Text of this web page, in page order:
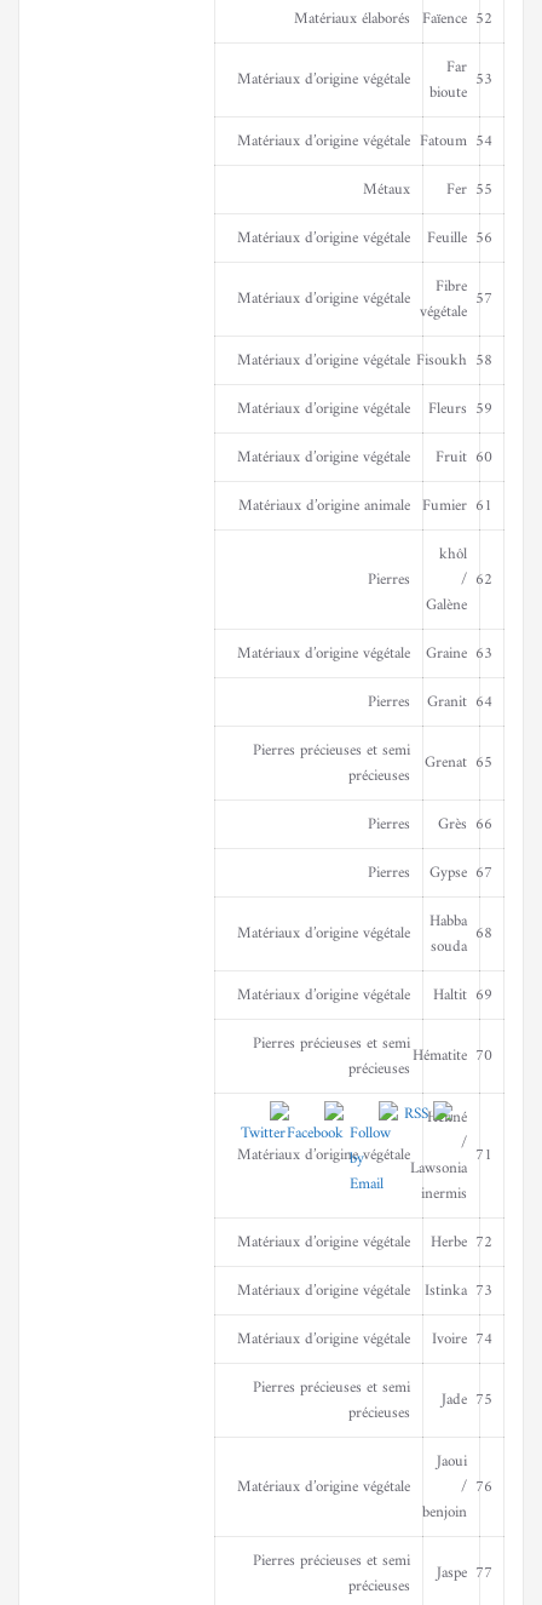
52
Faïence
Matériaux élaborés
53
Far
bioute
Matériaux d’origine végétale
54
Fatoum
Matériaux d’origine végétale
55
Fer
Métaux
56
Feuille
Matériaux d’origine végétale
57
Fibre
végétale
Matériaux d’origine végétale
58
Fisoukh
Matériaux d’origine végétale
59
Fleurs
Matériaux d’origine végétale
60
Fruit
Matériaux d’origine végétale
61
Fumier
Matériaux d’origine animale
62
khôl
/
Galène
Pierres
63
Graine
Matériaux d’origine végétale
64
Granit
Pierres
65
Grenat
Pierres précieuses et semi
précieuses
66
Grès
Pierres
67
Gypse
Pierres
68
Habba
souda
Matériaux d’origine végétale
69
Haltit
Matériaux d’origine végétale
70
Hématite
Pierres précieuses et semi
précieuses
71
Henné
/
Lawsonia
inermis
Matériaux d’origine végétale
72
Herbe
Matériaux d’origine végétale
73
Istinka
Matériaux d’origine végétale
74
Ivoire
Matériaux d’origine végétale
75
Jade
Pierres précieuses et semi
précieuses
76
Jaoui
/
benjoin
Matériaux d’origine végétale
77
Jaspe
Pierres précieuses et semi
précieuses